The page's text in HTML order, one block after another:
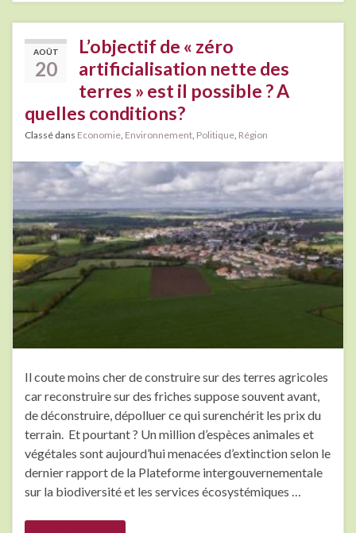
AOÛT
20
L’objectif de « zéro
artificialisation nette des
terres » est il possible ? A
quelles conditions?
Classé dans Economie, Environnement, Politique, Région
Il coute moins cher de construire sur des terres agricoles
car reconstruire sur des friches suppose souvent avant,
de déconstruire, dépolluer ce qui surenchérit les prix du
terrain. Et pourtant ? Un million d’espèces animales et
végétales sont aujourd’hui menacées d’extinction selon le
dernier rapport de la Plateforme intergouvernementale
sur la biodiversité et les services écosystémiques …